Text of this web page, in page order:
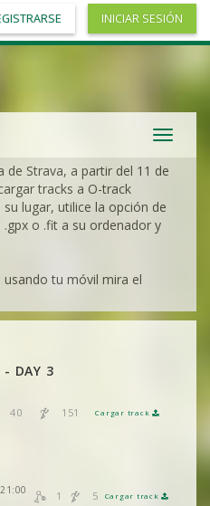
Toggle
Strava, a partir del 11 de
tracks a O-track
lugar, utilice la opción de
o .fit a su ordenador y
usando tu móvil mira el
- DAY 3
40 151 Cargar track
1 5 Cargar track
INICIAR SESIÓN